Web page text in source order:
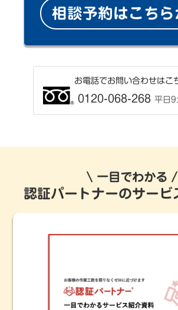
相談予約はこちら
お電話でお問い合わせはこ
0120-068-268 平日
一目でわかる
認証パートナーのサービ